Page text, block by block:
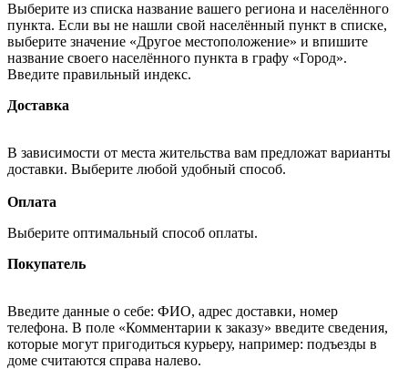
Выберите из списка название вашего региона и населённого
пункта. Если вы не нашли свой населённый пункт в списке,
выберите значение «Другое местоположение» и впишите
название своего населённого пункта в графу «Город».
Введите правильный индекс.
Доставка
В зависимости от места жительства вам предложат варианты
доставки. Выберите любой удобный способ.
Оплата
Выберите оптимальный способ оплаты.
Покупатель
Введите данные о себе: ФИО, адрес доставки, номер
телефона. В поле «Комментарии к заказу» введите сведения,
которые могут пригодиться курьеру, например: подъезды в
доме считаются справа налево.